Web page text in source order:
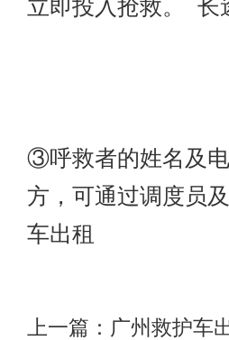
立即投入抢救。 长
③呼救者的姓名及
方，可通过调度员
车出租
上一篇： 广州救护车